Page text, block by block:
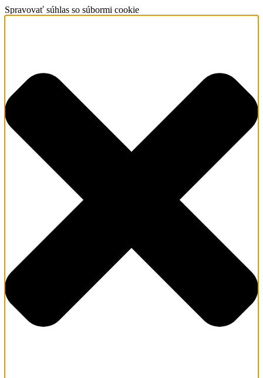
Spravovať súhlas so súbormi cookie